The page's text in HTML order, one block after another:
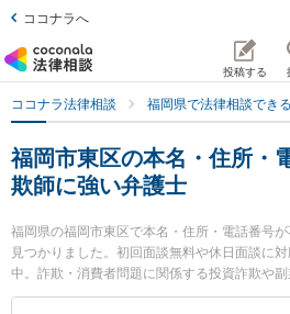
ココナラへ
投稿する
ココナラ法律相談 福岡県で法律相談でき
福岡市東区の本名・住所・
欺師に強い弁護士
福岡県の福岡市東区で本名・住所・電話番号
見つかりました。初回面談無料や休日面談に
中。詐欺・消費者問題に関係する投資詐欺や
での絞り込み検索もでき便利です。特に香椎